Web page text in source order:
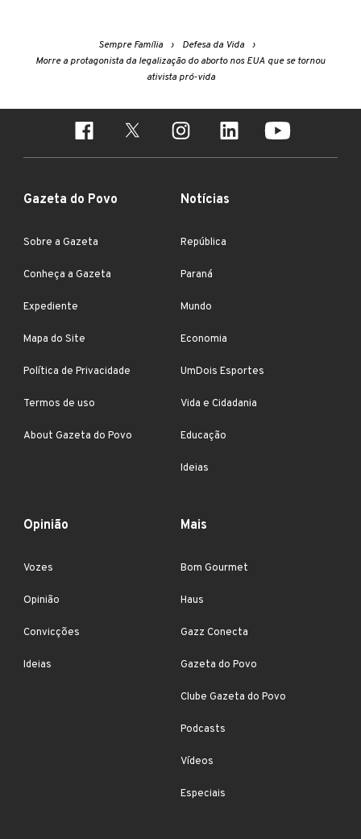
Sempre Família
Defesa da Vida
Morre a protagonista da legalização do aborto nos EUA que se tornou
ativista pró-vida
Gazeta do Povo
Sobre a Gazeta
Conheça a Gazeta
Expediente
Mapa do Site
Política de Privacidade
Termos de uso
About Gazeta do Povo
Notícias
República
Paraná
Mundo
Economia
UmDois Esportes
Vida e Cidadania
Educação
Ideias
Opinião
Vozes
Opinião
Convicções
Ideias
Mais
Bom Gourmet
Haus
Gazz Conecta
Gazeta do Povo
Clube Gazeta do Povo
Podcasts
Vídeos
Especiais